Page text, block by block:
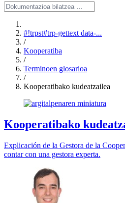
#!trpst#trp-gettext data-...
/
Kooperatiba
/
Terminoen glosarioa
/
Kooperatibako kudeatzailea
Kooperatibako
Explicación de la Gestora de la
contar con una gestora experta.